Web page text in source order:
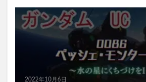
2022年10月6日